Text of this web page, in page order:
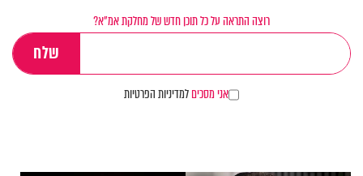
רוצה התראה על כל תוכן חדש של מחלקת אמ"א?
אני מסכיםלמדיניות הפרטיות